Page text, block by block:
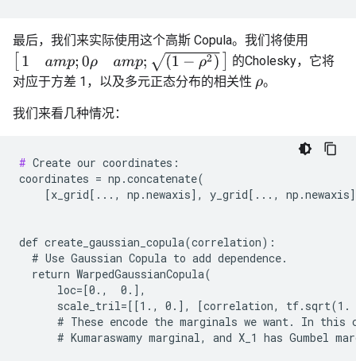
最后，我们来实际使用这个高斯 Copula。我们将使用
1a p;0ρam p;(1 ρ2)]
的Cholesky，它将
对应于方差 1，以及多元正态分布的相关性 ρ。
我们来看几种情况：
# Create our coordinates:
coordinates = np.concatenate(
[x_grid[..., np.newaxis], y_grid[...,
def create_gaussian_copula(correlation):
  # Use Gaussian Copula to add dependence.
  return WarpedGaussianCopula(
      loc=[0.,  0.],
scale_tril=[[1., 0.], [correlation,
# These encode the marginals we want. In this
# Kumaraswamy marginal, and X_1 has Gumbel